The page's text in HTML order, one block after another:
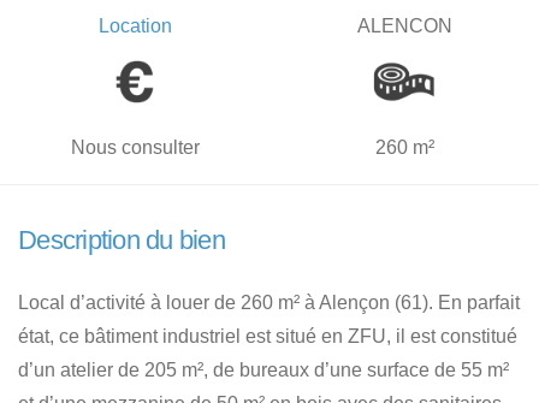
Location ALENCON
Nous consulter 260 m²
Description du bien
Local d’activité à louer de 260 m² à Alençon (61). En parfait
état, ce bâtiment industriel est situé en ZFU, il est constitué
d’un atelier de 205 m², de bureaux d’une surface de 55 m²